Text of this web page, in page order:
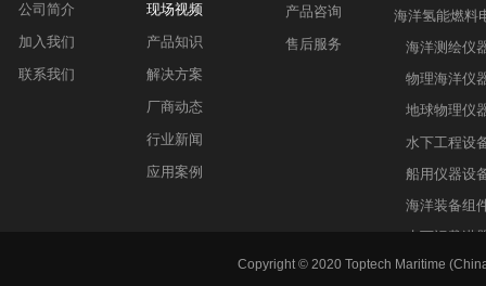
海洋氢能燃料
海洋测绘仪
物理海洋仪
地球物理仪
水下工程设
船用仪器设
海洋装备组
水下运载潜
产品咨询
售后服务
现场视频
产品知识
解决方案
厂商动态
行业新闻
应用案例
公司简介
加入我们
联系我们
Copyright © 2020 Toptech Maritime